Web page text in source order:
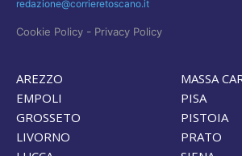
redazione@corrieretoscano.it
Cookie Policy - Privacy Policy
AREZZO
EMPOLI
GROSSETO
LIVORNO
MASSA
PISA
PISTOIA
PRATO